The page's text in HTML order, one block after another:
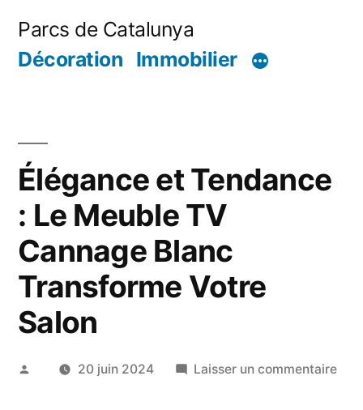
Parcs de Catalunya
Décoration Immobilier
Élégance et Tendance
: Le Meuble TV
Cannage Blanc
Transforme Votre
Salon
Publié 20 juin 2024 Laisser un commentairesur